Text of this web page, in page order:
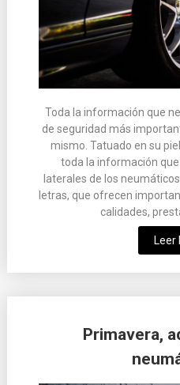
Toda la información que
de seguridad más
mismo. Tatuado en su
toda la información
laterales de los
letras, que ofrecen
calidades,
Leer
Primavera,